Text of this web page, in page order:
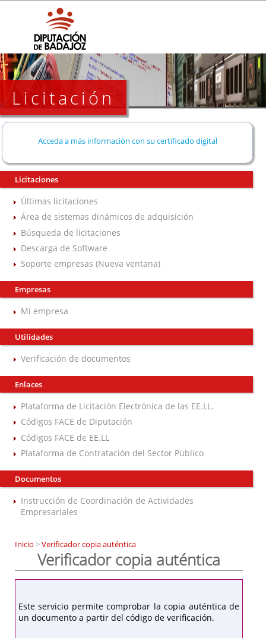
Licitación
Acceda a más información con su certificado digital
Licitaciones
Últimas licitaciones
Área de sistemas dinámicos de adquisición
Búsqueda de licitaciones
Descarga de Software
Soporte empresas (Nueva ventana)
Empresas
Mi empresa
Utilidades
Verificación de documentos
Enlaces
Plataforma de Licitación Electrónica de las EE.LL.
Códigos FACE de Diputación
Códigos FACE de EE.LL
Plataforma de Contratación del Sector Público
Documentos
Instrucción de Coordinación de Actividades
Empresariales
Inicio >Verificador copia auténtica
Verificador copia auténtica
Este servicio permite comprobar la copia auténtica de
un documento a partir del código de verificación.